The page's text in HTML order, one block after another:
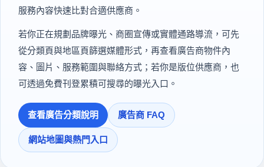
服務內容快速比對合適供應商。
若你正在規劃品牌曝光、商圈宣傳或實體通路導流，可先
從分類頁與地區頁篩選媒體形式，再查看廣告商物件內
容、圖片、服務範圍與聯絡方式；若你是版位供應商，也
可透過免費刊登累積可搜尋的曝光入口。
查看廣告分類說明 廣告商 FAQ
網站地圖與熱門入口